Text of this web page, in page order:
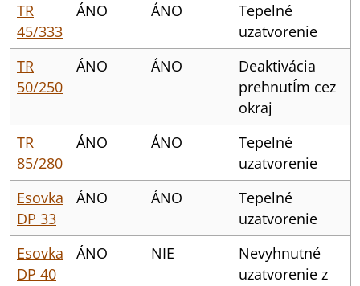
TR
45/333
ÁNO ÁNO
Tepelné
uzatvorenie
TR
50/250
ÁNO ÁNO
Deaktivácia
prehnutÍm cez
okraj
TR
85/280
ÁNO ÁNO
Tepelné
uzatvorenie
Esovka
DP 33
ÁNO ÁNO
Tepelné
uzatvorenie
Esovka
DP 40
ÁNO NIE
Nevyhnutné
uzatvorenie z